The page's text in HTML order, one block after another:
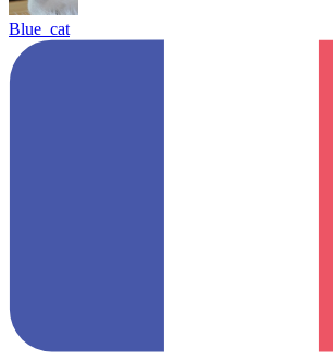
Blue_cat